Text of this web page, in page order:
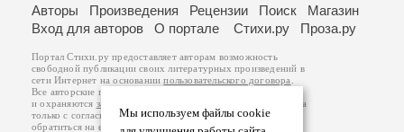
Мы используем файлы cookie
Авторы Произведения Рецензии Поиск
Магазин
Вход для авторов
О портале Стихи.ру Проза.ру
Портал Стихи.ру предоставляет авторам возможность
свободной публикации своих литературных произведений в
сети Интернет на основаниипользовательского договора
Все авторские права на произведения принадлежат авторам
и охраняются законом
. Перепечатка произведений возможна
только с согласия его автора, к которому вы можете
обратиться на его авторской странице. Ответственность за